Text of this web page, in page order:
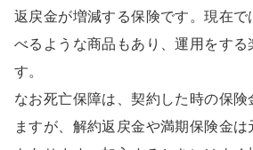
返戻金が増減する保険です。現在で
べるような商品もあり、運用をする
す。
なお死亡保障は、契約した時の保
ますが、解約返戻金や満期保険金は